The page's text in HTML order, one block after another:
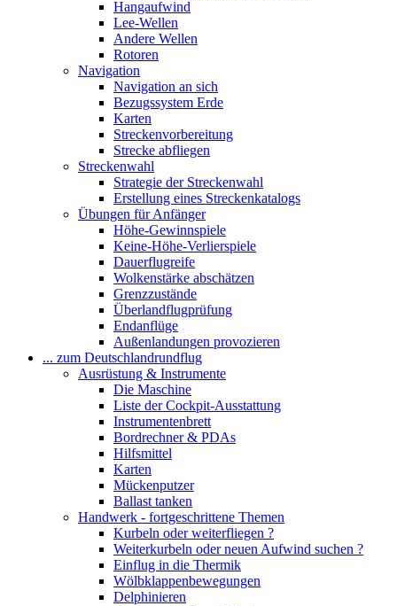
Hangaufwind
Lee-Wellen
Andere Wellen
Rotoren
Navigation
Navigation an sich
Bezugssystem Erde
Karten
Streckenvorbereitung
Strecke abfliegen
Streckenwahl
Strategie der Streckenwahl
Erstellung eines Streckenkatalogs
Übungen für Anfänger
Höhe-Gewinnspiele
Keine-Höhe-Verlierspiele
Dauerflugreife
Wolkenstärke abschätzen
Grenzzustände
Überlandflugprüfung
Endanflüge
Außenlandungen provozieren
... zum Deutschlandrundflug
Ausrüstung & Instrumente
Die Maschine
Liste der Cockpit-Ausstattung
Instrumentenbrett
Bordrechner & PDAs
Hilfsmittel
Karten
Mückenputzer
Ballast tanken
Handwerk - fortgeschrittene Themen
Kurbeln oder weiterfliegen ?
Weiterkurbeln oder neuen Aufwind suchen ?
Einflug in die Thermik
Wölbklappenbewegungen
Delphinieren